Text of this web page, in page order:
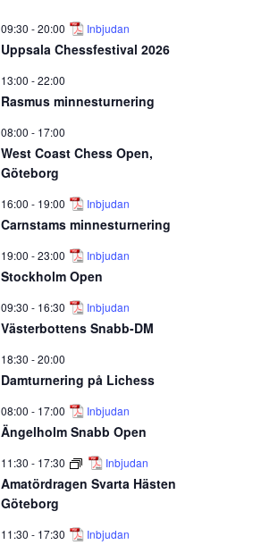
09:30 -20:00 Inbjudan
Uppsala Chessfestival 2026
13:00 -22:00
Rasmus minnesturnering
08:00 - 17:00
West Coast Chess Open,
Göteborg
16:00 - 19:00 Inbjudan
Carnstams minnesturnering
19:00 -23:00 Inbjudan
Stockholm Open
09:30 - 16:30 Inbjudan
Västerbottens Snabb-DM
18:30 -20:00
Damturnering på Lichess
08:00 - 17:00 Inbjudan
Ängelholm Snabb Open
11:30 - 17:30 Inbjudan
Amatördragen Svarta Hästen
Göteborg
11:30 - 17:30 Inbjudan